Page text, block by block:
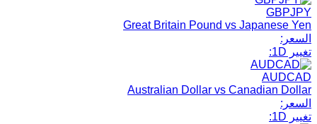
GBPJPY
Great Britain Pound vs Japanese Yen
السعر:
تغيير 1D:
AUDCAD
Australian Dollar vs Canadian Dollar
السعر:
تغيير 1D: